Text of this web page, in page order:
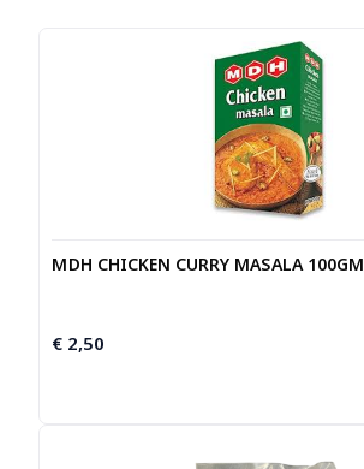
MDH CHICKEN CURRY MASALA 100GM
€ 2,50